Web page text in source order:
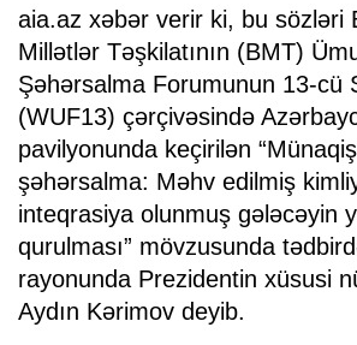
aia.az xəbər verir ki, bu sözləri
Millətlər Təşkilatının (BMT)
Şəhərsalma Forumunun 13-cü
(WUF13) çərçivəsində
pavilyonunda keçirilən
şəhərsalma: Məhv edilmiş
inteqrasiya olunmuş gələcəyin
qurulması” mövzusunda
rayonunda Prezidentin xüsusi
Aydın Kərimov deyib.